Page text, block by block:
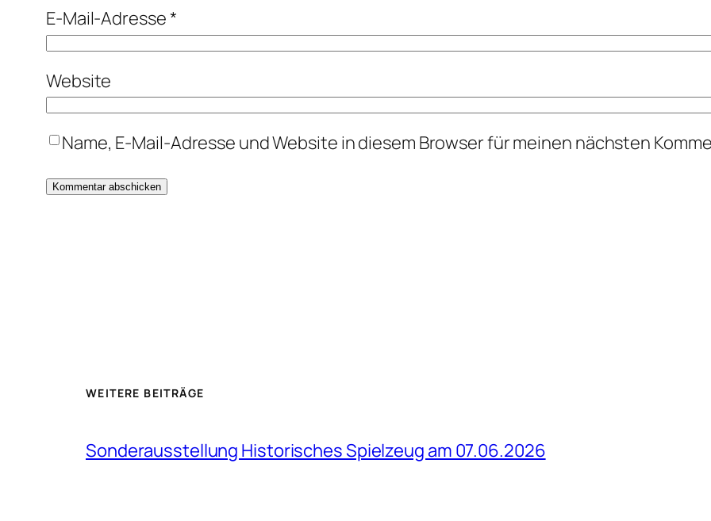
E-Mail-Adresse*
Website
Name, E-Mail-Adresse und Website in diesem Browser für meinen nächsten
WEITERE BEITRÄGE
Sonderausstellung Historisches Spielzeug am 07.06.2026